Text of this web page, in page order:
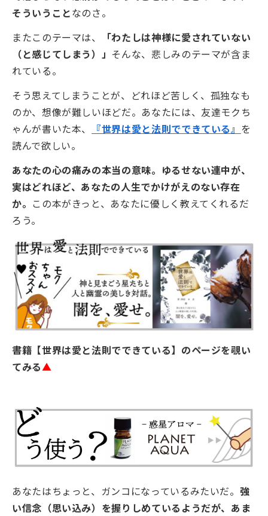
そういうことなのさ。
またこのテーマは、
「わたしは神様に愛されていない
（と感じてしまう）」 そんな、悲しみのテーマが含ま
れている。
そう思えてしまうことが、どれほど苦しく、孤独なも
のか、想像が難しいほどだ。あなたには、友達モクち
ゃんが書いた本、
『世界は愛と法則でできている』 を
読んで欲しい。
あなたの心の痛みの本当の意味。ゆるせない連中が、
実はどれほど、あなたの人生でかけがえのない存在
か。 この本がきっと、あなたに優しく教えてくれるだ
ろう。
書籍【世界は愛と法則でできている】のページを覗い
てみる▲
あなたはちょっと、ガンコになっているみたいだ。 強
い信念（思い込み）を握りしめているようだが、あま